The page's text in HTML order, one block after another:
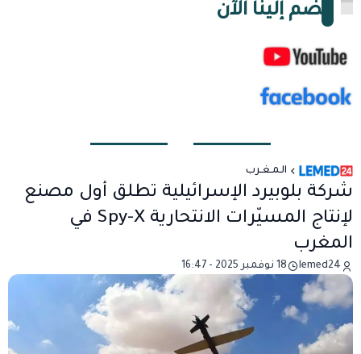
انضم إلينا الآن
الـمـغـرب
شركة بلوبيرد الإسرائيلية تطلق أول مصنع
لإنتاج المسيّرات الانتحارية Spy-X في
المغرب
lemed24 18 نوفمبر 2025 - 16:47